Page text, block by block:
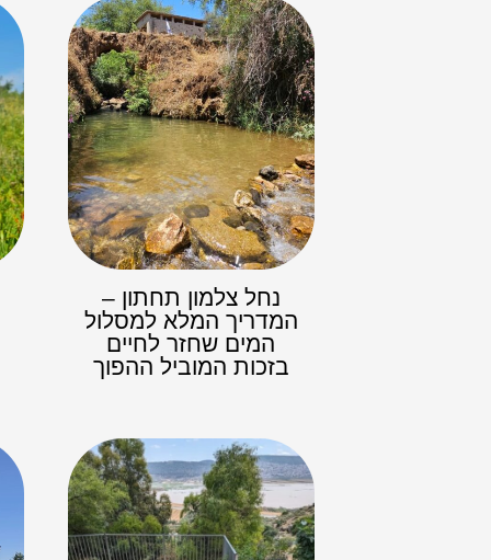
נחל צלמון תחתון –
המדריך המלא למסלול
המים שחזר לחיים
בזכות המוביל ההפוך